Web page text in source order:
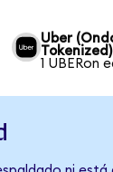
Uber
Tokenized)
1 UBERon